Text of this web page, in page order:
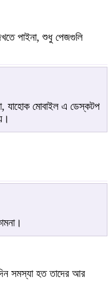
পাইনা, শুধু পেজগুলি
যাহোক মোবাইল এ ডেস্কটপ
সমস্যা হত তাদের আর